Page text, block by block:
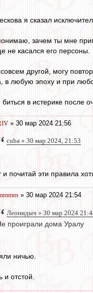
я сказал
зачем ты мне
не касался его персоны.
другой, могу
в любую эпоху и при
в истерике после
» 30 мар 2024 21:56
cuba » 30 мар 2024, 21:53
и почитай эти правила
» 30 мар 2024 21:54
Леонидыч » 30 мар 2024
проиграли дома Уралу
ничью.
и отстой.